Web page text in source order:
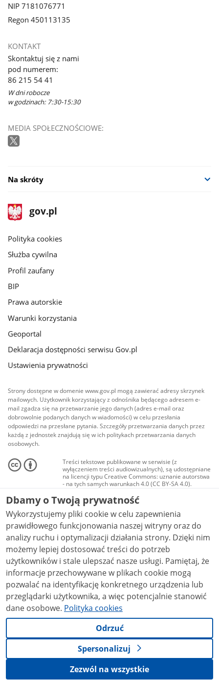
NIP 7181076771
Regon 450113135
KONTAKT
Skontaktuj się z nami
pod numerem:
86 215 54 41
W dni robocze
w godzinach: 7:30-15:30
MEDIA SPOŁECZNOŚCIOWE:
Na skróty
stopka
gov.pl
Strona
gov.pl
gov.pl
Polityka cookies
Służba cywilna
Profil zaufany
BIP
Prawa autorskie
Warunki korzystania
Geoportal
Deklaracja dostępności serwisu Gov.pl
Ustawienia prywatności
Strony dostępne w domenie www.gov.pl mogą zawierać adresy skrzynek
mailowych. Użytkownik korzystający z odnośnika będącego adresem e-
mail zgadza się na przetwarzanie jego danych (adres e-mail oraz
dobrowolnie podanych danych w wiadomości) w celu przesłania
odpowiedzi na przesłane pytania. Szczegóły przetwarzania danych przez
każdą z jednostek znajdują się w ich politykach przetwarzania danych
osobowych.
Treści tekstowe publikowane w serwisie (z
wyłączeniem treści audiowizualnych), są udostępniane
na licencji typu Creative Commons: uznanie autorstwa
- na tych samych warunkach 4.0 (CC BY-SA 4.0).
Materiały audiowizualne, w tym zdjęcia, materiały
audio i wideo, są udostępniane na licencji typu
Creative Commons: uznanie autorstwa użycie
niekomercyjne - bez utworów zależnych 4.0 (CC BY-
NC-ND 4.0), o ile nie jest to stwierdzone inaczej.
Dbamy o Twoją prywatność
Wykorzystujemy pliki cookie w celu zapewnienia
prawidłowego funkcjonowania naszej witryny oraz do
analizy ruchu i optymalizacji działania strony. Dzięki nim
możemy lepiej dostosować treści do potrzeb
użytkowników i stale ulepszać nasze usługi. Pamiętaj, że
informacje przechowywane w plikach cookie mogą
pozwalać na identyfikację konkretnego urządzenia lub
przeglądarki użytkownika, a więc potencjalnie stanowić
dane osobowe. Polityka cookies
Odrzuć
Spersonalizuj
Zezwól na wszystkie